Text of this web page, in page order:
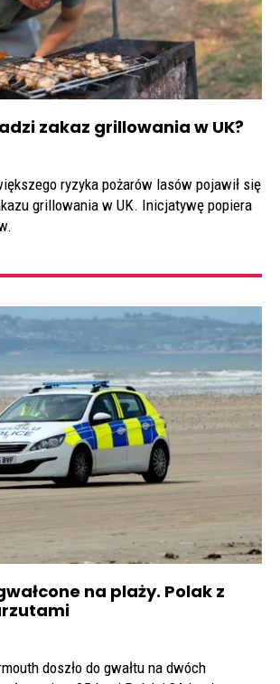
zakaz grillowania w UK?
ryzyka pożarów lasów pojawił się
grillowania w UK. Inicjatywę popiera
na plaży. Polak z
doszło do gwałtu na dwóch